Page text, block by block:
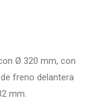
Ø 320 mm, con
freno delantera
mm.